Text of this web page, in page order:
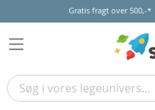
Gratis fragt over 500,-